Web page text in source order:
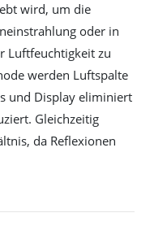
wird, um die
oder in
Luftfeuchtigkeit zu
werden Luftspalte
und Display eliminiert
Gleichzeitig
da Reflexionen